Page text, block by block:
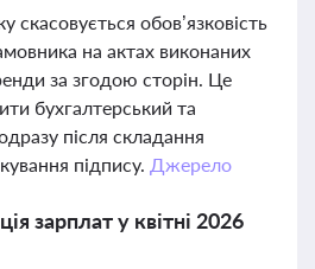
скасовується обов’язковість
на актах виконаних
за згодою сторін. Це
бухгалтерський та
після складання
підпису. Джерело
зарплат у квітні 2026